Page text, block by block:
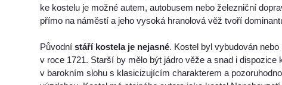
ke kostelu je možné autem, autobusem nebo železniční
přímo na náměstí a jeho vysoká hranolová věž tvoří
Původnístáří kostela je nejasné. Kostel byl vybudován
v roce 1721. Starší by mělo být jádro věže a snad i dispozice
v barokním slohu s klasicizujícím charakterem a